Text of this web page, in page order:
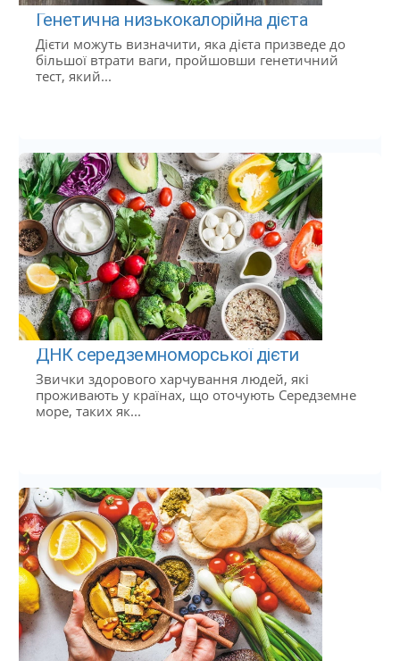
Генетична низькокалорійна дієта
Дієти можуть визначити, яка дієта призведе до
більшої втрати ваги, пройшовши генетичний
тест, який...
ДНК середземноморської дієти
Звички здорового харчування людей, які
проживають у країнах, що оточують Середземне
море, таких як...